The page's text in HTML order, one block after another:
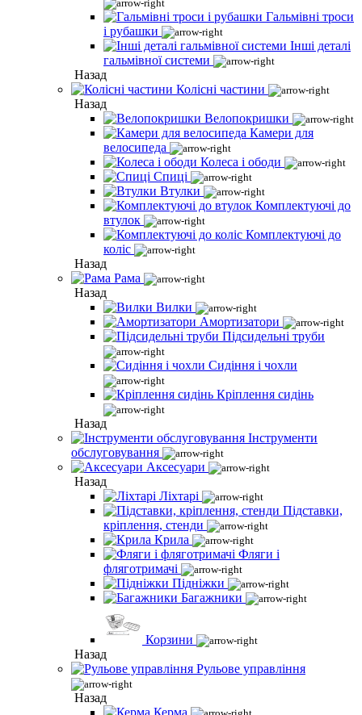
Гальмівні троси
і рубашки
Інші деталі
гальмівної системи
Назад
Колісні частини
Назад
Велопокришки
Камери для
велосипеда
Колеса і ободи
Спиці
Втулки
Комплектуючі до
втулок
Комплектуючі до
коліс
Назад
Рама
Назад
Вилки
Амортизатори
Підсидельні труби
Сидіння і чохли
Кріплення сидінь
Назад
Інструменти
обслуговування
Аксесуари
Назад
Ліхтарі
Підставки,
кріплення, стенди
Крила
Фляги і
фляготримачі
Підніжки
Багажники
Корзини
Назад
Рульове управління
Назад
Керма